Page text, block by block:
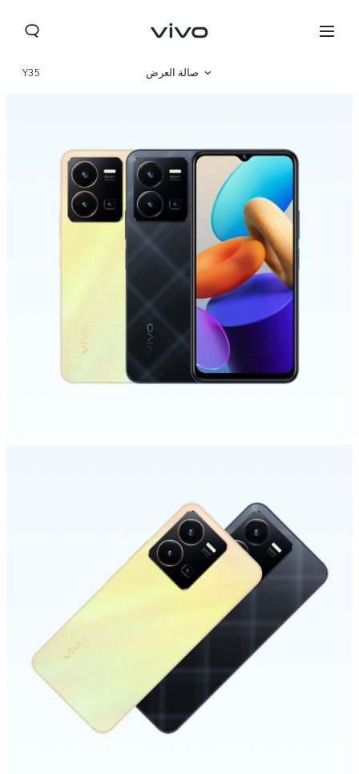
Y35 صالة العرض
مواصفات المنتج